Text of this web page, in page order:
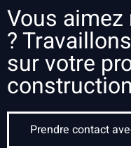
Vous
?
sur votre
Prendre contact